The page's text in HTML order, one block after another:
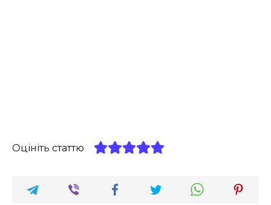
Оцініть статтю